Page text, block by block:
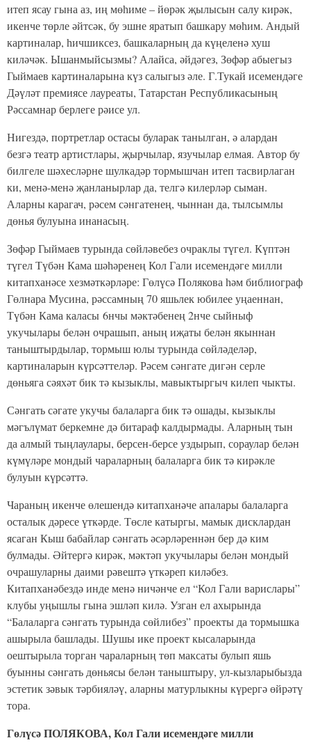
итеп ясау гына аз, иң мөһиме – йөрәк җылысын салу кирәк,
икенче төрле әйтсәк, бу эшне яратып башкару мөһим. Андый
картиналар, һичшиксез, башкаларның да күңеленә хуш
киләчәк. Ышанмыйсызмы? Алайса, әйдәгез, Зөфәр абыегыз
Гыймаев картиналарына күз салыгыз әле. Г.Тукай исемендәге
Дәүләт премиясе лауреаты, Татарстан Республикасының
Рәссамнар берлеге рәисе ул.
Нигездә, портретлар остасы буларак танылган, ә алардан
безгә театр артистлары, җырчылар, язучылар елмая. Автор бу
билгеле шәхесләрне шулкадәр тормышчан итеп тасвирлаган
ки, менә-менә җанланырлар да, телгә килерләр сыман.
Аларны карагач, рәсем сәнгатенең, чыннан да, тылсымлы
дөнья булуына инанасың.
Зөфәр Гыймаев турында сөйләвебез очраклы түгел. Күптән
түгел Түбән Кама шәһәренең Кол Гали исемендәге милли
китапханәсе хезмәткәрләре: Гөлүсә Полякова һәм библиограф
Гөлнара Мусина, рәссамның 70 яшьлек юбилее уңаеннан,
Түбән Кама каласы 6нчы мәктәбенең 2нче сыйныф
укучылары белән очрашып, аның иҗаты белән якыннан
таныштырдылар, тормыш юлы турында сөйләделәр,
картиналарын күрсәттеләр. Рәсем сәнгате дигән серле
дөньяга сәяхәт бик тә кызыклы, мавыктыргыч килеп чыкты.
Сәнгать сәгате укучы балаларга бик тә ошады, кызыклы
мәгълүмат беркемне дә битараф калдырмады. Аларның тын
да алмый тыңлаулары, берсен-берсе уздырып, сораулар белән
күмүләре мондый чараларның балаларга бик тә кирәкле
булуын күрсәттә.
Чараның икенче өлешендә китапханәче апалары балаларга
осталык дәресе үткәрде. Төсле катыргы, мамык дисклардан
ясаган Кыш бабайлар сәнгать әсәрләреннән бер дә ким
булмады. Әйтергә кирәк, мәктәп укучылары белән мондый
очрашуларны даими рәвештә үткәреп киләбез.
Китапханәбездә инде менә ничәнче ел “Кол Гали варислары”
клубы уңышлы гына эшләп килә. Узган ел ахырында
“Балаларга сәнгать турында сөйлибез” проекты да тормышка
ашырыла башлады. Шушы ике проект кысаларында
оештырыла торган чараларның төп максаты булып яшь
буынны сәнгать дөньясы белән таныштыру, ул-кызларыбызда
эстетик зәвык тәрбияләү, аларны матурлыкны күрергә өйрәтү
тора.
Гөлүсә ПОЛЯКОВА, Кол Гали исемендәге милли